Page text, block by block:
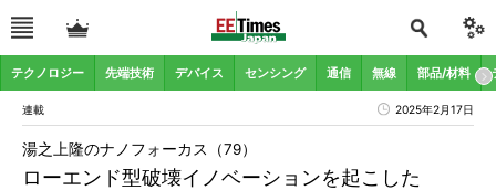
テクノロジー 先端技術 デバイス センシング 通信 無線 部品/材料
連載 2025年2月17日
ローエンド型破壊イノベーションを起こした
湯之上隆のナノフォーカス（79）